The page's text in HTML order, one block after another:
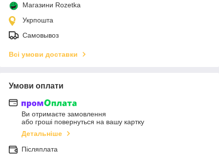
Магазини Rozetka
Укрпошта
Самовывоз
Всі умови доставки
Умови оплати
Ви отримаєте замовлення
або гроші повернуться на вашу картку
Детальніше
Післяплата